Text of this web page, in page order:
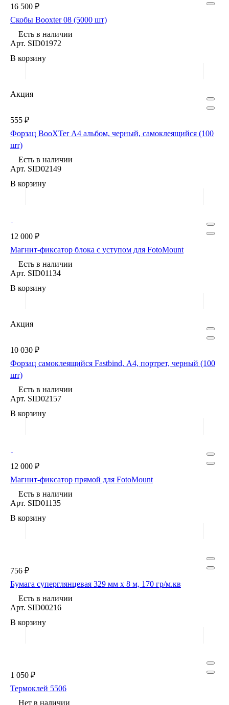
16 500 ₽
Скобы Booxter 08 (5000 шт)
Есть в наличии
Арт. SID01972
В корзину
Акция
555 ₽
Форзац BooXTer А4 альбом, черный, самоклеящийся (100
шт)
Есть в наличии
Арт. SID02149
В корзину
12 000 ₽
Магнит-фиксатор блока c уступом для FotoMount
Есть в наличии
Арт. SID01134
В корзину
Акция
10 030 ₽
Форзац самоклеящийся Fastbind, А4, портрет, черный (100
шт)
Есть в наличии
Арт. SID02157
В корзину
12 000 ₽
Магнит-фиксатор прямой для FotoMount
Есть в наличии
Арт. SID01135
В корзину
756 ₽
Бумага суперглянцевая 329 мм х 8 м, 170 гр/м.кв
Есть в наличии
Арт. SID00216
В корзину
1 050 ₽
Термоклей 5506
Нет в наличии